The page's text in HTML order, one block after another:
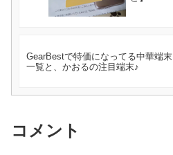
GearBestで特価になってる中華端末
一覧と、かおるの注目端末♪
コメント